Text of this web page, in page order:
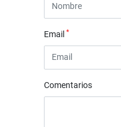
Email*
Comentarios